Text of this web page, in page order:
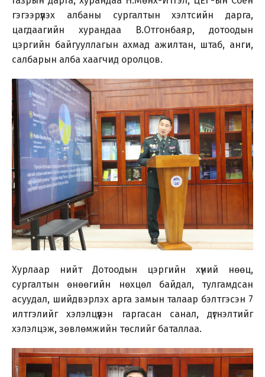
гэгээрүүлэх албаны сургалтын хэлтсийн дарга,
цагдаагийн хурандаа В.Отгонбаяр, дотоодын
цэргийн байгууллагын ахмад ажилтан, штаб, анги,
салбарын алба хаагчид оролцов.
Хурлаар нийт Дотоодын цэргийн хүний нөөц,
сургалтын өнөөгийн нөхцөл байдал, тулгамдсан
асуудал, шийдвэрлэх арга замын талаар бэлтгэсэн 7
илтгэлийг хэлэлцүүлэн гаргасан санал, дүгнэлтийг
хэлэлцэж, зөвлөмжийн төслийг баталлаа.